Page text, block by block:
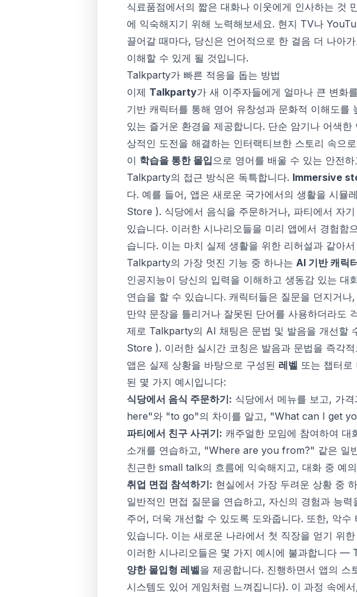
식료품점에서의 짧은 대화나 이웃에게 인사하는 것
에 익숙해지기 위해 노력해보세요. 현지 TV나
끌어갈 때마다, 당신은 언어적으로 한 걸음 더 나아
이해할 수 있게 될 것입니다.
Talkparty가 빠른 적응을 돕는 방법
이제 Talkparty가 새 이주자들에게 얼마나 큰 변화
기반 캐릭터를 통해 영어 유창성과 문화적 이해도
있는 즐거운 환경을 제공합니다. 단순 암기나 어색
상적인 도전을 해결하는 인터랙티브한 스토리 속으
이 학습을 통한 몰입으로 영어를 배울 수 있는 안전
Talkparty의 접근 방식은 독특합니다. Immersive
다. 예를 들어, 앱은 새로운 국가에서의 생활을 시뮬
Store ). 식당에서 음식을 주문하거나, 파티에서 자
있습니다. 이러한 시나리오들을 미리 앱에서 경험
습니다. 이는 마치 실제 생활을 위한 리허설과 같아
Talkparty의 가장 멋진 기능 중 하나는 AI 기반 캐릭
인공지능이 당신의 입력을 이해하고 생동감 있는
연습을 할 수 있습니다. 캐릭터들은 질문을 던지거
만약 문장을 틀리거나 잘못된 단어를 사용하더라도
제로 Talkparty의 AI 채팅은 문법 및 발음을 개선할
Store ). 이러한 실시간 코칭은 발음과 문법을 즉각
앱은 실제 상황을 바탕으로 구성된 레벨 또는 챕터로
된 몇 가지 예시입니다:
식당에서 음식 주문하기: 식당에서 메뉴를 보고, 가
here"와 "to go"의 차이를 알고, "What can I get
파티에서 친구 사귀기: 캐주얼한 모임에 참여하여
소개를 연습하고, "Where are you from?" 같은 일
친근한 small talk의 흐름에 익숙해지고, 대화 중 예
취업 면접 참석하기: 현실에서 가장 두려운 상황 중
일반적인 면접 질문을 연습하고, 자신의 경험과 능
주어, 더욱 개선할 수 있도록 도와줍니다. 또한, 악
있습니다. 이는 새로운 나라에서 첫 직장을 얻기 위
이러한 시나리오들은 몇 가지 예시에 불과합니다 —
양한 몰입형 레벨을 제공합니다. 진행하면서 앱의 스
시스템도 있어 게임처럼 느껴집니다). 이 과정 속에